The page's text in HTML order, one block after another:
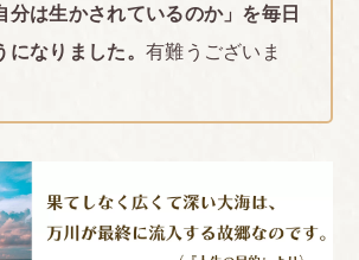
分は生かされているのか」を毎日
なりました。 有難うございま